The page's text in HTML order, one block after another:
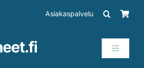
Asiakaspalvelu
Toggle